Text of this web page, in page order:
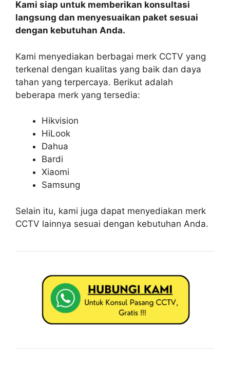
Kami siap untuk memberikan konsultasi
langsung dan menyesuaikan paket sesuai
dengan kebutuhan Anda.
Kami menyediakan berbagai merk CCTV yang
terkenal dengan kualitas yang baik dan daya
tahan yang terpercaya. Berikut adalah
beberapa merk yang tersedia:
Hikvision
HiLook
Dahua
Bardi
Xiaomi
Samsung
Selain itu, kami juga dapat menyediakan merk
CCTV lainnya sesuai dengan kebutuhan Anda.